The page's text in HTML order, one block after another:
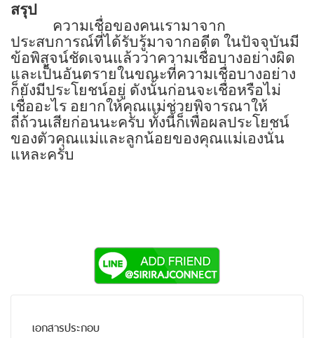
สรุป
ความเชื่อของคนเรามาจาก
ประสบการณ์ที่ได้รับรู้มาจากอดีต ในปัจจุบันมี
ข้อพิสูจน์ชัดเจนแล้วว่าความเชื่อบางอย่างผิด
และเป็นอันตรายในขณะที่ความเชื่อบางอย่าง
ก็ยังมีประโยชน์อยู่ ดังนั้นก่อนจะเชื่อหรือไม่
เชื่ออะไร อยากให้คุณแม่ช่วยพิจารณาให้
ถี่ถ้วนเสียก่อนนะครับ ทั้งนี้ก็เพื่อผลประโยชน์
ของตัวคุณแม่และลูกน้อยของคุณแม่เองนั่น
แหละครับ
เอกสารประกอบ